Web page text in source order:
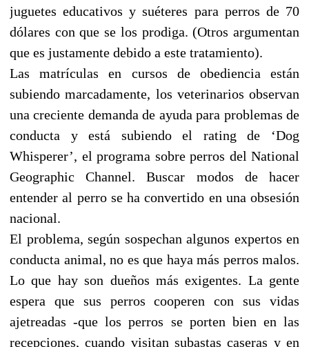
juguetes educativos y suéteres para perros de 70
dólares con que se los prodiga. (Otros argumentan
que es justamente debido a este tratamiento).
Las matrículas en cursos de obediencia están
subiendo marcadamente, los veterinarios observan
una creciente demanda de ayuda para problemas de
conducta y está subiendo el rating de ‘Dog
Whisperer’, el programa sobre perros del National
Geographic Channel. Buscar modos de hacer
entender al perro se ha convertido en una obsesión
nacional.
El problema, según sospechan algunos expertos en
conducta animal, no es que haya más perros malos.
Lo que hay son dueños más exigentes. La gente
espera que sus perros cooperen con sus vidas
ajetreadas -que los perros se porten bien en las
recepciones, cuando visitan subastas caseras y en